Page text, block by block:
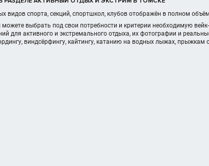
видов спорта, секций, спортшкол, клубов отображён в полном
можете выбрать под свои потребности и критерии необходимую
для активного и экстремального отдыха, их фотографии и
виндсёрфингу, кайтингу, катанию на водных лыжах,